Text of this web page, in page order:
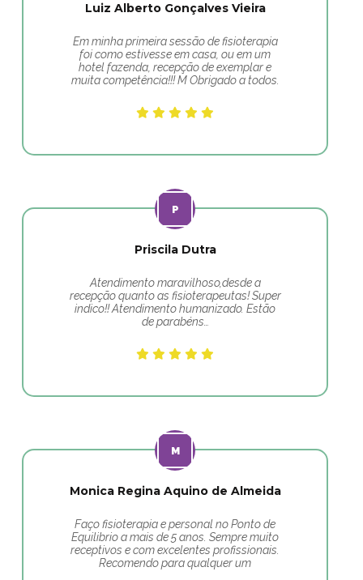
Luiz Alberto Gonçalves Vieira
Em minha primeira sessão de fisioterapia
foi como estivesse em casa, ou em um
hotel fazenda, recepção de exemplar e
muita competência!!! M Obrigado a todos.
Priscila Dutra
Atendimento maravilhoso,desde a
recepção quanto as fisioterapeutas! Super
indico!! Atendimento humanizado. Estão
de parabéns…
Monica Regina Aquino de Almeida
Faço fisioterapia e personal no Ponto de
Equilibrio a mais de 5 anos. Sempre muito
receptivos e com excelentes profissionais.
Recomendo para qualquer um